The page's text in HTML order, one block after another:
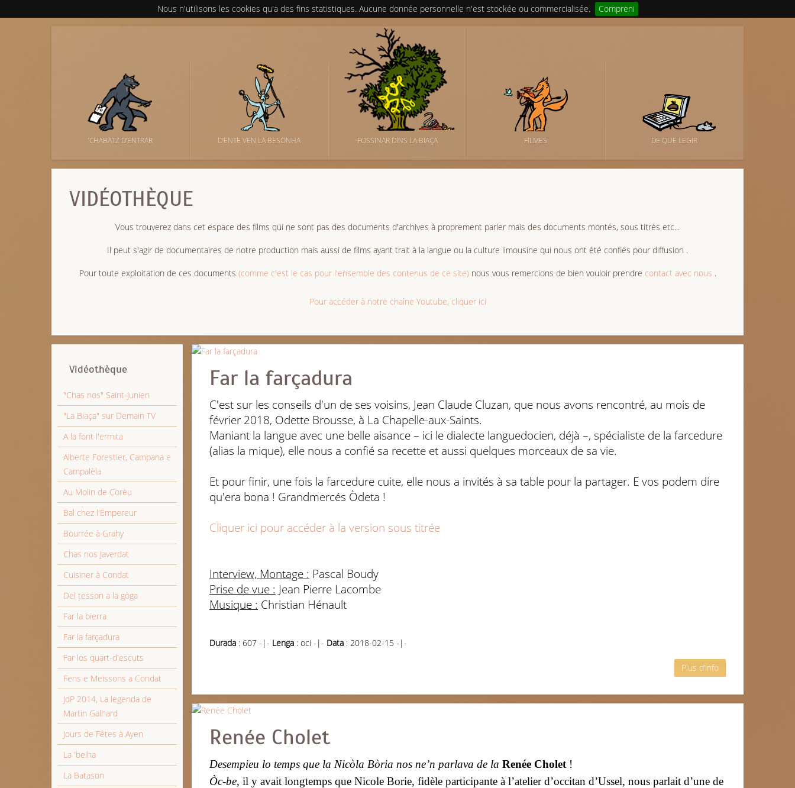
Nous n'utilisons les cookies qu'a des fins statistiques. Aucune donnée personnelle n'est stockée ou commercialisée. Compreni
’CHABATZ D’ENTRAR D’ENTE VEN LA BESONHA FOSSINAR DINS LA BIAÇA FILMES DE QUE LEGIR
VIDÉOTHÈQUE
Vous trouverez dans cet espace des films qui ne sont pas des documents d'archives à proprement parler mais des documents montés, sous titrés etc...
Il peut s'agir de documentaires de notre production mais aussi de films ayant trait à la langue ou la culture limousine qui nous ont été confiés pour diffusion .
Pour toute exploitation de ces documents (comme c'est le cas pour l'ensemble des contenus de ce site)nous vous remercions de bien vouloir prendre contact avec nous .
Pour accéder à notre chaîne Youtube, cliquer ici
Far la farçadura
C'est sur les conseils d'un de ses voisins, Jean Claude Cluzan, que nous avons rencontré, au mois de
février 2018, Odette Brousse, à La Chapelle-aux-Saints.
Maniant la langue avec une belle aisance – ici le dialecte languedocien, déjà –, spécialiste de la farcedure
(alias la mique), elle nous a confié sa recette et aussi quelques morceaux de sa vie.
Et pour finir, une fois la farcedure cuite, elle nous a invités à sa table pour la partager. E vos podem dire
qu'era bona ! Grandmercés Òdeta !
Cliquer ici pour accéder à la version sous titrée
Interview, Montage : Pascal Boudy
Prise de vue : Jean Pierre Lacombe
Musique : Christian Hénault
Durada : 607 -|- Lenga : oci -|- Data : 2018-02-15 -|-
Plus d’info
Renée Cholet
Desempieu lo temps que la Nicòla Bòria nos ne’n parlava de la Renée Cholet !
Òc-be, il y avait longtemps que Nicole Borie, fidèle participante à l’atelier d’occitan d’Ussel, nous parlait d’une de
Vidéothèque
"Chas nos" Saint-Junien
"La Biaça" sur Demain TV
A la font l'ermita
Alberte Forestier, Campana e
Campalèla
Au Molin de Corèu
Bal chez l'Empereur
Bourrée à Grahy
Chas nos Javerdat
Cuisiner à Condat
Del tesson a la gòga
Far la bierra
Far la farçadura
Far los quart-d'escuts
Fens e Meissons a Condat
JdP 2014, La legenda de
Martin Galhard
Jours de Fêtes à Ayen
La 'belha
La Batason